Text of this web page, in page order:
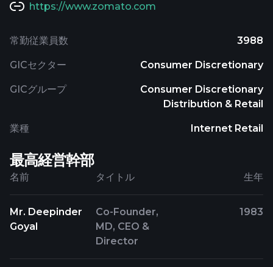
https://www.zomato.com
常勤従業員数 3988
GICセクター Consumer Discretionary
GICグループ
Consumer Discretionary
Distribution & Retail
業種 Internet Retail
最高経営幹部
名前 タイトル 生年
Mr. Deepinder
Goyal
Co-Founder,
MD, CEO &
Director
1983